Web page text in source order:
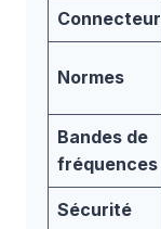
Connecteur
Normes
Bandes de
fréquences
Sécurité